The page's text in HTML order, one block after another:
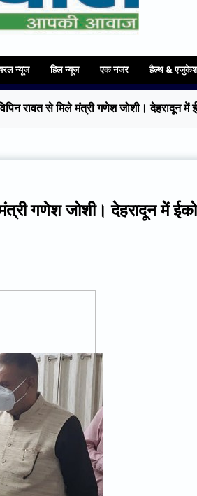
न्यूज हिल न्यूज एक नजर हैल्थ &
रावत से मिले मंत्री गणेश जोशी। देहरादून में
गणेश जोशी। देहरादून में